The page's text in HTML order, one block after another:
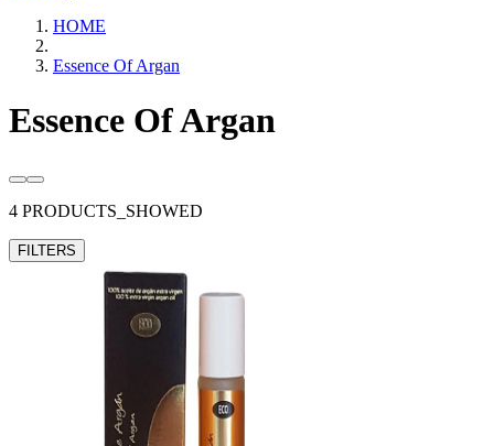
HOME
Essence Of Argan
Essence Of Argan
4 PRODUCTS_SHOWED
FILTERS